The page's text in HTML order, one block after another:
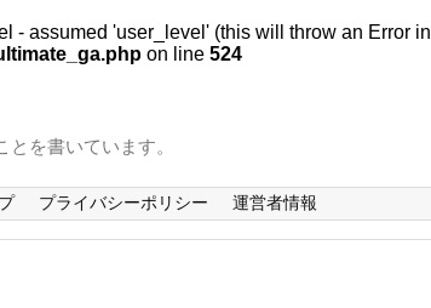
- assumed 'user_level' (this will throw an Error
on line 524
を書いています。
プライバシーポリシー 運営者情報